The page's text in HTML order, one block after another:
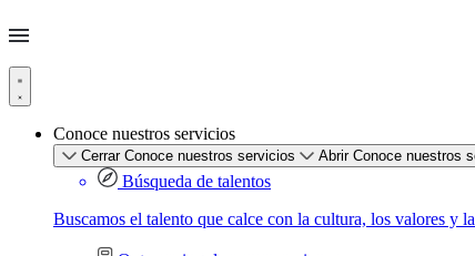
Conoce nuestros servicios
Cerrar Conoce nuestros servicios Abrir Conoce nuestros
Búsqueda de talentos
Buscamos el talento que calce con la cultura, los valores y